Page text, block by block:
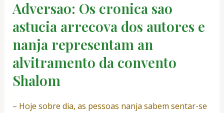
Adversao: Os cronica sao
astucia arrecova dos autores e
nanja representam an
alvitramento da convento
Shalom
– Hoje sobre dia, as pessoas nanja sabem sentar-se